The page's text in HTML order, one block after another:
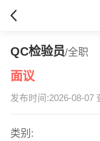
QC检验员/全职
面议
发布时间:2026-08-07
类别: